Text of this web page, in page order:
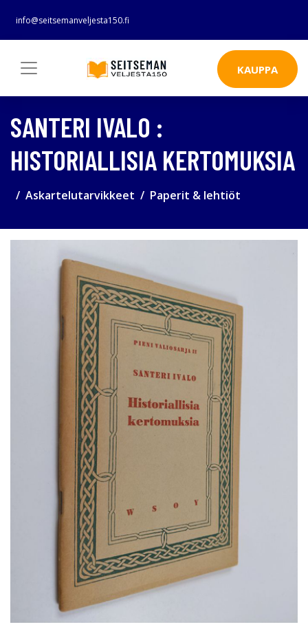
info@seitsemanveljesta150.fi
KAUPPA
SANTERI IVALO :
HISTORIALLISIA KERTOMUKSIA
Askartelutarvikkeet Paperit & lehtiöt